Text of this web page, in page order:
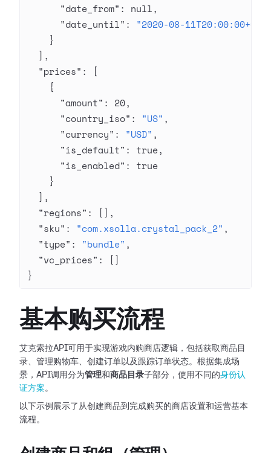
      "date_from"
: null,
      "date_until"
: "2020-08-
    }
  ],
  "prices"
: [
    {
      "amount"
: 20,
      "country_iso"
: "US" ,
      "currency"
: "USD" ,
      "is_default"
: true,
      "is_enabled"
: true
    }
  ],
  "regions"
: [],
  "sku"
: "com.xsolla.crystal_pack_2" ,
  "type"
: "bundle" ,
  "vc_prices"
: []
}
基本购买流程
艾克索拉API可用于实现游戏内购商店逻辑，包括获取商品目
录、管理购物车、创建订单以及跟踪订单状态。根据集成场
景，API调用分为管理和 商品目录子部分，使用不同的身份认
证方案。
以下示例展示了从创建商品到完成购买的商店设置和运营基本
流程。